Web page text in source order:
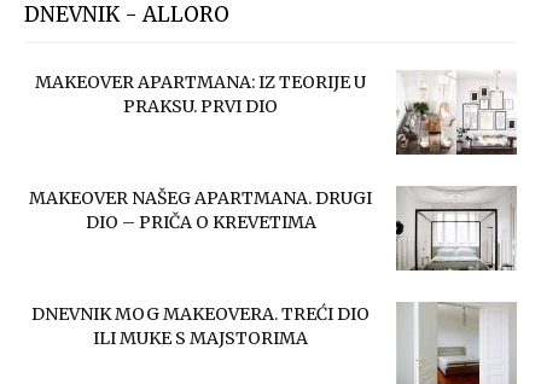
DNEVNIK - ALLORO
MAKEOVER APARTMANA: IZ TEORIJE U
PRAKSU. PRVI DIO
MAKEOVER NAŠEG APARTMANA. DRUGI
DIO – PRIČA O KREVETIMA
DNEVNIK MOG MAKEOVERA. TREĆI DIO
ILI MUKE S MAJSTORIMA